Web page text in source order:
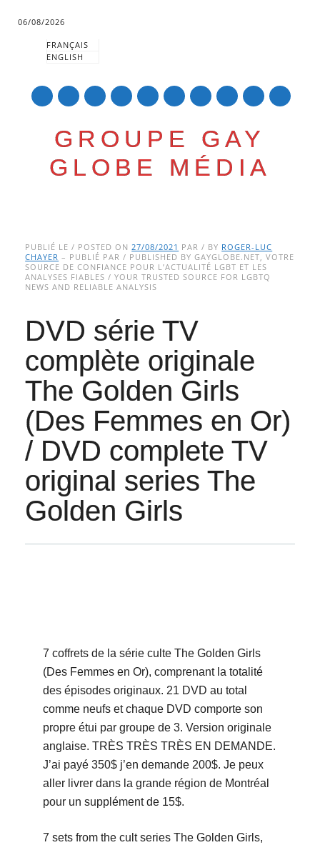
06/08/2026
FRANÇAIS
ENGLISH
GROUPE GAY
GLOBE MÉDIA
Main menu
to
content
PUBLIÉ LE / POSTED ON27/08/2021 PAR / BY ROGER-LUC
CHAYER – PUBLIÉ PAR / PUBLISHED BY GAYGLOBE.NET, VOTRE
SOURCE DE CONFIANCE POUR L’ACTUALITÉ LGBT ET LES
ANALYSES FIABLES / YOUR TRUSTED SOURCE FOR LGBTQ
NEWS AND RELIABLE ANALYSIS
DVD série TV
complète originale
The Golden Girls
(Des Femmes en Or)
/ DVD complete TV
original series The
Golden Girls
7 coffrets de la série culte The Golden Girls
(Des Femmes en Or), comprenant la totalité
des épisodes originaux. 21 DVD au total
comme neufs et chaque DVD comporte son
propre étui par groupe de 3. Version originale
anglaise. TRÈS TRÈS TRÈS EN DEMANDE.
J’ai payé 350$ j’en demande 200$. Je peux
aller livrer dans la grande région de Montréal
pour un supplément de 15$.
7 sets from the cult series The Golden Girls,